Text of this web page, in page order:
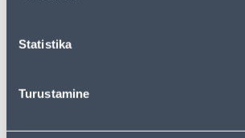
Statistika
Turustamine
3.19 € / tk
KAMPAANIA